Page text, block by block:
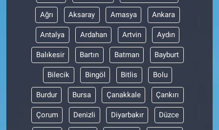
Ağrı Aksaray Amasya Ankara
Antalya Ardahan Artvin Aydın
Balıkesir Bartın Batman Bayburt
Bilecik Bingöl Bitlis Bolu
Burdur Bursa Çanakkale Çankırı
Çorum Denizli Diyarbakır Düzce